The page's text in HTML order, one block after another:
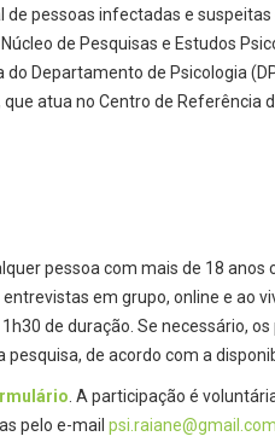
pessoas infectadas e
de Pesquisas e Estudos
Departamento de Psicologia
atua no Centro de Referência
pessoa com mais de 18
em grupo, online e ao
de duração. Se necessário,
de acordo com a
. A participação é
pelo e-mail psi.raiane@gmail.com